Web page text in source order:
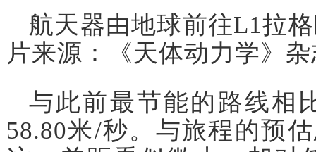
航天器由地球前往L1拉
片来源：《天体动力学》
与此前最节能的路线相
58.80米/秒。与旅程的预